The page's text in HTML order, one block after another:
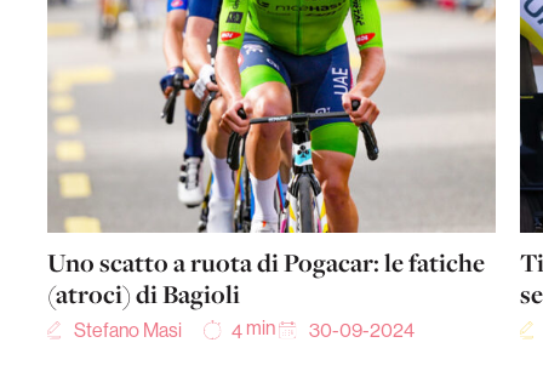
Uno scatto a ruota di Pogacar: le fatiche
(atroci) di Bagioli
Stefano Masi 4 min 30-09-2024